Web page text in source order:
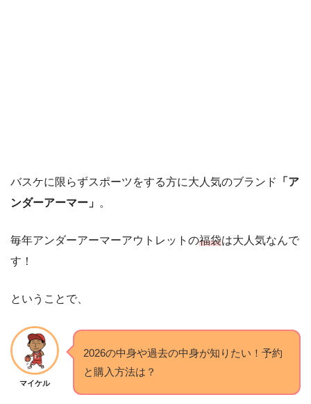
バスケに限らずスポーツをする方に大人気のブランド
「ア
ンダーアーマー」 。
毎年アンダーアーマーアウトレットの福袋は大人気なんで
す！
ということで、
マイケル
2026の中身や過去の中身が知りたい！予約
と購入方法は？